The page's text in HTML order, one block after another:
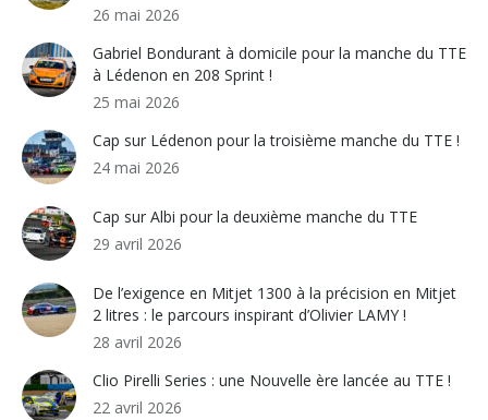
26 mai 2026
Gabriel Bondurant à domicile pour la manche du TTE
à Lédenon en 208 Sprint !
25 mai 2026
Cap sur Lédenon pour la troisième manche du TTE !
24 mai 2026
Cap sur Albi pour la deuxième manche du TTE
29 avril 2026
De l’exigence en Mitjet 1300 à la précision en Mitjet
2 litres : le parcours inspirant d’Olivier LAMY !
28 avril 2026
Clio Pirelli Series : une Nouvelle ère lancée au TTE !
22 avril 2026